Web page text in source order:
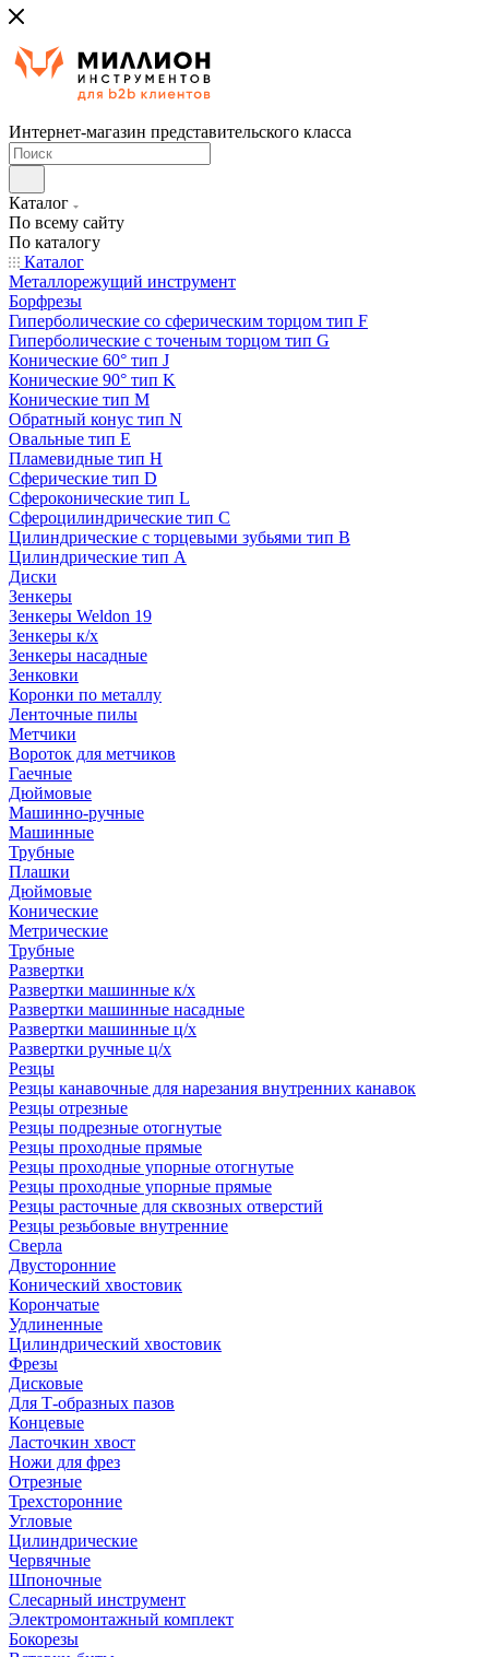
Интернет-магазин представительского класса
Каталог
По всему сайту
По каталогу
Каталог
Металлорежущий инструмент
Борфрезы
Гиперболические cо сферическим торцом тип F
Гиперболические с точеным торцом тип G
Конические 60° тип J
Конические 90° тип K
Конические тип M
Обратный конус тип N
Овальные тип E
Пламевидные тип H
Сферические тип D
Сфероконические тип L
Сфероцилиндрические тип C
Цилиндрические с торцевыми зубьями тип B
Цилиндрические тип А
Диски
Зенкеры
Зенкеры Weldon 19
Зенкеры к/х
Зенкеры насадные
Зенковки
Коронки по металлу
Ленточные пилы
Метчики
Вороток для метчиков
Гаечные
Дюймовые
Машинно-ручные
Машинные
Трубные
Плашки
Дюймовые
Конические
Метрические
Трубные
Развертки
Развертки машинные к/х
Развертки машинные насадные
Развертки машинные ц/х
Развертки ручные ц/х
Резцы
Резцы канавочные для нарезания внутренних канавок
Резцы отрезные
Резцы подрезные отогнутые
Резцы проходные прямые
Резцы проходные упорные отогнутые
Резцы проходные упорные прямые
Резцы расточные для сквозных отверстий
Резцы резьбовые внутренние
Сверла
Двусторонние
Конический хвостовик
Корончатые
Удлиненные
Цилиндрический хвостовик
Фрезы
Дисковые
Для Т-образных пазов
Концевые
Ласточкин хвост
Ножи для фрез
Отрезные
Трехсторонние
Угловые
Цилиндрические
Червячные
Шпоночные
Слесарный инструмент
Электромонтажный комплект
Бокорезы